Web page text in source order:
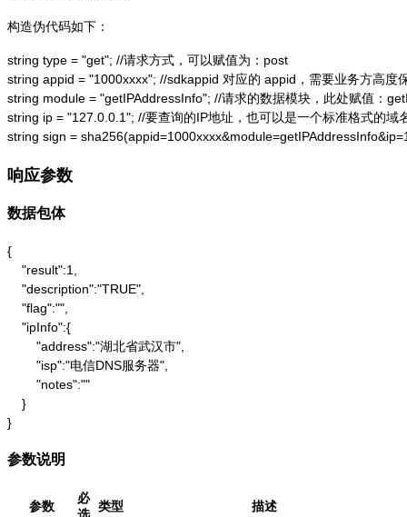
构造伪代码如下：
string type = "get"; //请求方式，可以赋值为：post
string appid = "1000xxxx"; //sdkappid 对应的 appid，需要业务方高度
string module = "getIPAddressInfo"; //请求的数据模块，此处赋值：
string ip = "127.0.0.1"; //要查询的IP地址，也可以是一个标准格式的域
string sign =
响应参数
数据包体
{
    "result":1,
    "description":"TRUE",
    "flag":"",
    "ipInfo":{
        "address":"湖北省武汉市",
        "isp":"电信DNS服务器",
        "notes":""
    }
}
参数说明
参数
必
类型 描述